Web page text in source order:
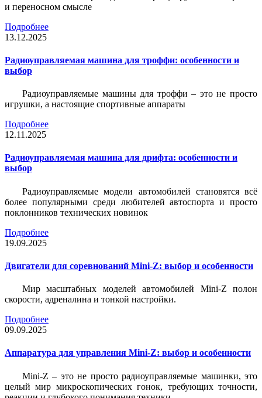
и переносном смысле
Подробнее
13.12.2025
Радиоуправляемая машина для троффи: особенности и
выбор
Радиоуправляемые машины для троффи – это не просто
игрушки, а настоящие спортивные аппараты
Подробнее
12.11.2025
Радиоуправляемая машина для дрифта: особенности и
выбор
Радиоуправляемые модели автомобилей становятся всё
более популярными среди любителей автоспорта и просто
поклонников технических новинок
Подробнее
19.09.2025
Двигатели для соревнований Mini-Z: выбор и особенности
Мир масштабных моделей автомобилей Mini-Z полон
скорости, адреналина и тонкой настройки.
Подробнее
09.09.2025
Аппаратура для управления Mini-Z: выбор и особенности
Mini-Z – это не просто радиоуправляемые машинки, это
целый мир микроскопических гонок, требующих точности,